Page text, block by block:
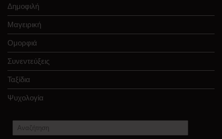
Δημοφιλή
Μαγειρική
Ομορφιά
Συνεντεύξεις
Ταξίδια
Ψυχολογία